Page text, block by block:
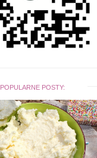
POPULARNE POSTY: